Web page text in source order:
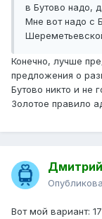
в Бутово надо,
Мне вот надо с
Конечно, лучше
предложения о
Бутово никто и не
Золотое правило
Вот мой вариант: